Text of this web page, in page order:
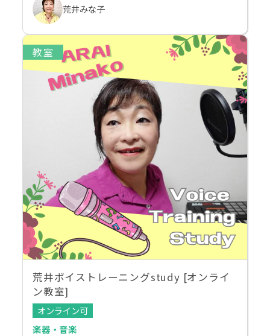
荒井みな子
教室
荒井ボイストレーニングstudy [オンライ
ン教室]
オンライン可
楽器・音楽